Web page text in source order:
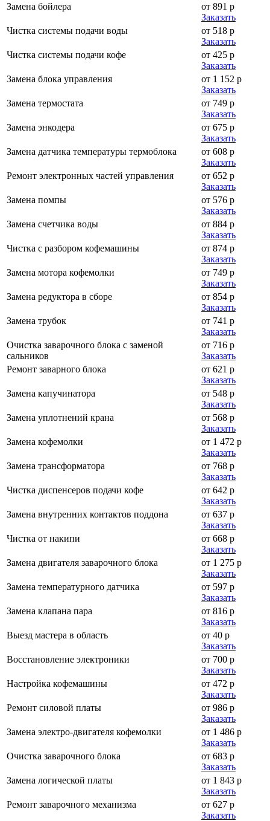
Замена бойлера
от 891 р
Заказать
Чистка системы подачи воды
от 518 р
Заказать
Чистка системы подачи кофе
от 425 р
Заказать
Замена блока управления
от 1 152 р
Заказать
Замена термостата
от 749 р
Заказать
Замена энкодера
от 675 р
Заказать
Замена датчика температуры термоблока
от 608 р
Заказать
Ремонт электронных частей управления
от 652 р
Заказать
Замена помпы
от 576 р
Заказать
Замена счетчика воды
от 884 р
Заказать
Чистка с разбором кофемашины
от 874 р
Заказать
Замена мотора кофемолки
от 749 р
Заказать
Замена редуктора в сборе
от 854 р
Заказать
Замена трубок
от 741 р
Заказать
Очистка заварочного блока с заменой
сальников
от 716 р
Заказать
Ремонт заварного блока
от 621 р
Заказать
Замена капучинатора
от 548 р
Заказать
Замена уплотнений крана
от 568 р
Заказать
Замена кофемолки
от 1 472 р
Заказать
Замена трансформатора
от 768 р
Заказать
Чистка диспенсеров подачи кофе
от 642 р
Заказать
Замена внутренних контактов поддона
от 637 р
Заказать
Чистка от накипи
от 668 р
Заказать
Замена двигателя заварочного блока
от 1 275 р
Заказать
Замена температурного датчика
от 597 р
Заказать
Замена клапана пара
от 816 р
Заказать
Выезд мастера в область
от 40 р
Заказать
Восстановление электроники
от 700 р
Заказать
Настройка кофемашины
от 472 р
Заказать
Ремонт силовой платы
от 986 р
Заказать
Замена электро-двигателя кофемолки
от 1 486 р
Заказать
Очистка заварочного блока
от 683 р
Заказать
Замена логической платы
от 1 843 р
Заказать
Ремонт заварочного механизма
от 627 р
Заказать